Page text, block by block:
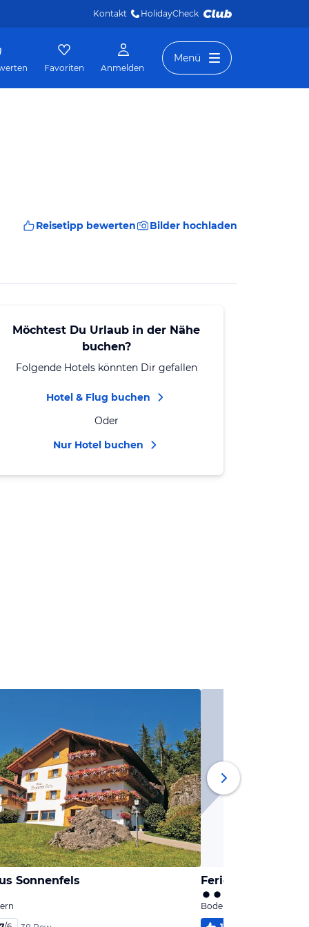
Kontakt HolidayCheck
Favoriten Anmelden
Menü
Reisetipp bewerten Bilder hochladen
Möchtest Du Urlaub in der Nähe
buchen?
Folgende Hotels könnten Dir gefallen
Hotel & Flug buchen
Oder
Nur Hotel buchen
Sonnenfels Ferienwohnung
Bodenmais, Bayern